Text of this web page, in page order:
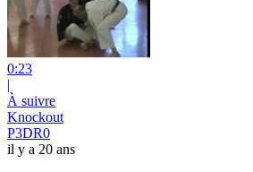
0:23
|
À suivre
Knockout
P3DR0
il y a 20 ans